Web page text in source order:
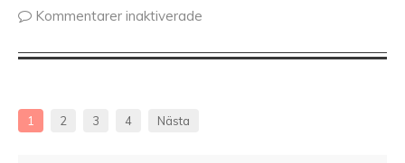
Kommentarer inaktiverade
1 2 3 4 Nästa